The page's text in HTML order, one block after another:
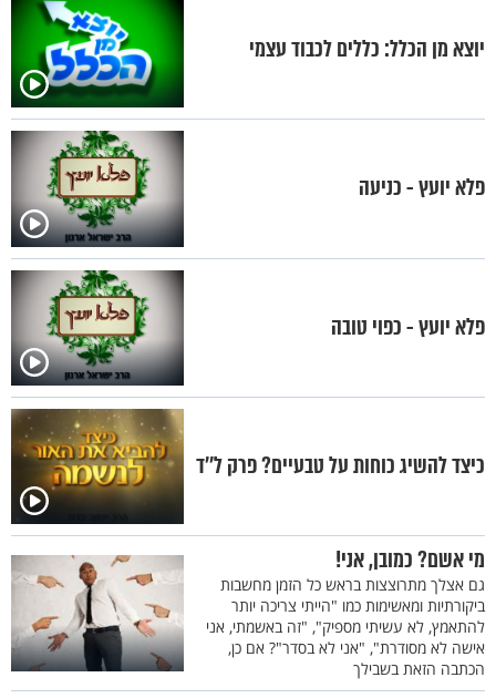
יוצא מן הכלל: כללים לכבוד עצמי
פלא יועץ - כניעה
פלא יועץ - כפוי טובה
כיצד להשיג כוחות על טבעיים? פרק ל''ד
מי אשם? כמובן, אני!
גם אצלך מתרוצצות בראש כל הזמן מחשבות
ביקורתיות ומאשימות כמו "הייתי צריכה יותר
להתאמץ, לא עשיתי מספיק", "זה באשמתי, אני
אישה לא מסודרת", "אני לא בסדר"? אם כן,
הכתבה הזאת בשבילך